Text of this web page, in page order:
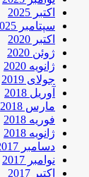
اکتبر 2025
سپتامبر 2025
اکتبر 2020
ژوئن 2020
ژانویه 2020
جولای 2019
آوریل 2018
مارس 2018
فوریه 2018
ژانویه 2018
دسامبر 2017
نوامبر 2017
اکتبر 2017